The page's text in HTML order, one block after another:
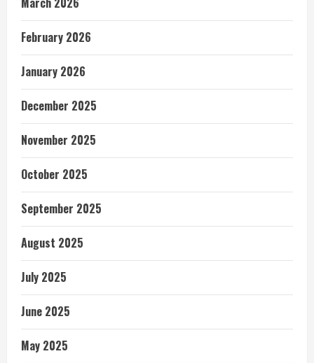
February 2026
January 2026
December 2025
November 2025
October 2025
September 2025
August 2025
July 2025
June 2025
May 2025